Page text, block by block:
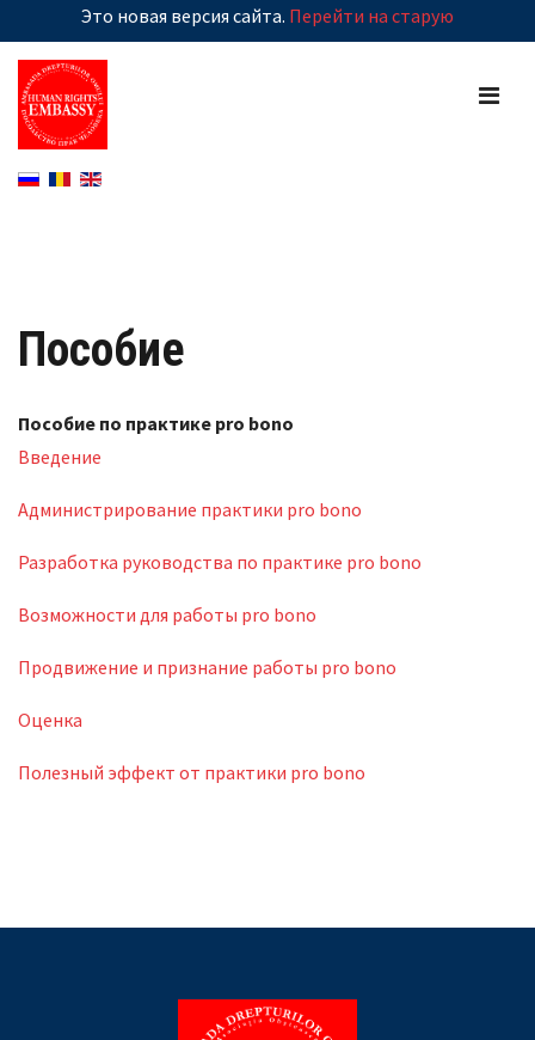
Это новая версия сайта. Перейти на старую
Пособие
Пособие по практике pro bono
Введение
Администрирование практики pro bono
Разработка руководства по практике pro bono
Возможности для работы pro bono
Продвижение и признание работы pro bono
Оценка
Полезный эффект от практики pro bono